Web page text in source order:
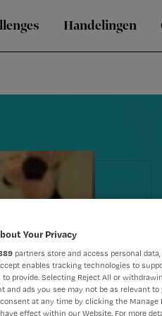
Handelingen
Your Privacy
partners store and access personal
enables tracking technologies to
to provide. Selecting Reject All or
and ads you see may not be as relevant
at any time by clicking the Manage
effect within our Website. For more